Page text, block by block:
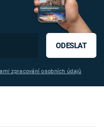
ODESLAT
zpracování osobních údajů